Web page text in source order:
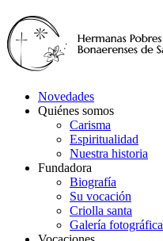
Novedades
Quiénes somos
Carisma
Espiritualidad
Nuestra historia
Fundadora
Biografía
Su vocación
Criolla santa
Galería fotográfica